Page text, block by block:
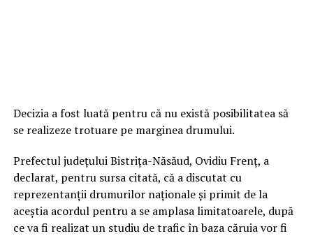
Decizia a fost luată pentru că nu există posibilitatea să
se realizeze trotuare pe marginea drumului.
Prefectul judeţului Bistriţa-Năsăud, Ovidiu Frenţ, a
declarat, pentru sursa citată, că a discutat cu
reprezentanţii drumurilor naţionale şi primit de la
aceştia acordul pentru a se amplasa limitatoarele, după
ce va fi realizat un studiu de trafic în baza căruia vor fi